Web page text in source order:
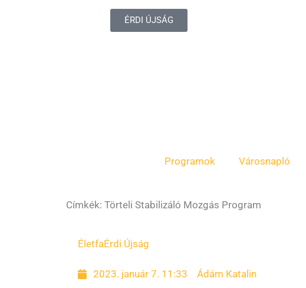
ÉRDI ÚJSÁG
Programok Városnapló
Címkék: Törteli Stabilizáló Mozgás Program
ÉletfaÉrdi Újság
2023. január 7. 11:33 Ádám Katalin